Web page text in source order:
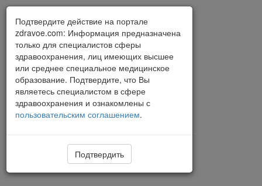
Подтвердите действие на портале
zdravoe.com: Информация предназначена
только для специалистов сферы
здравоохранения, лиц имеющих высшее
или среднее специальное медицинское
образование. Подтвердите, что Вы
являетесь специалистом в сфере
здравоохранения и ознакомлены с
пользовательским соглашением.
Подтвердить